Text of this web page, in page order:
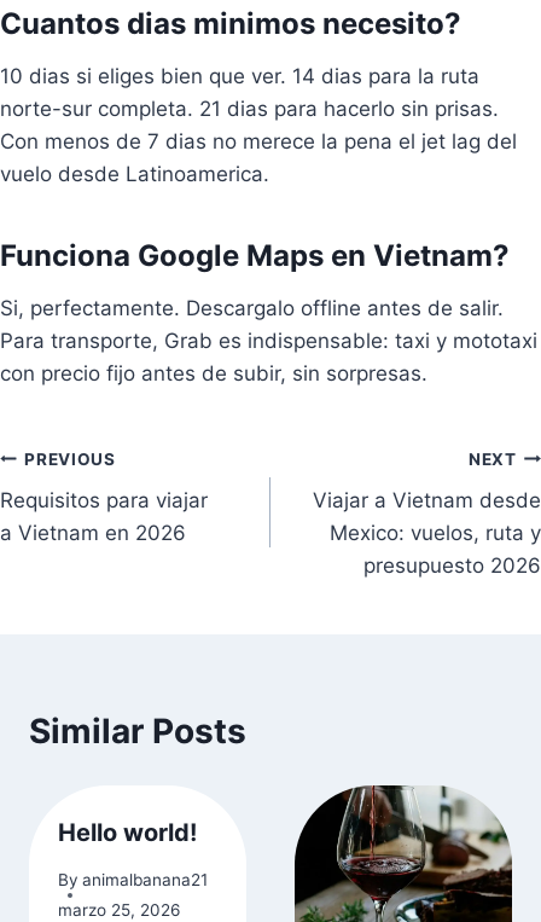
Cuantos dias minimos necesito?
10 dias si eliges bien que ver. 14 dias para la ruta
norte-sur completa. 21 dias para hacerlo sin prisas.
Con menos de 7 dias no merece la pena el jet lag del
vuelo desde Latinoamerica.
Funciona Google Maps en Vietnam?
Si, perfectamente. Descargalo offline antes de salir.
Para transporte, Grab es indispensable: taxi y mototaxi
con precio fijo antes de subir, sin sorpresas.
Navegación
de
PREVIOUS
Requisitos para viajar
a Vietnam en 2026
NEXT
Viajar a Vietnam desde
Mexico: vuelos, ruta y
presupuesto 2026
Similar Posts
Hello world!
By animalbanana21
marzo 25, 2026